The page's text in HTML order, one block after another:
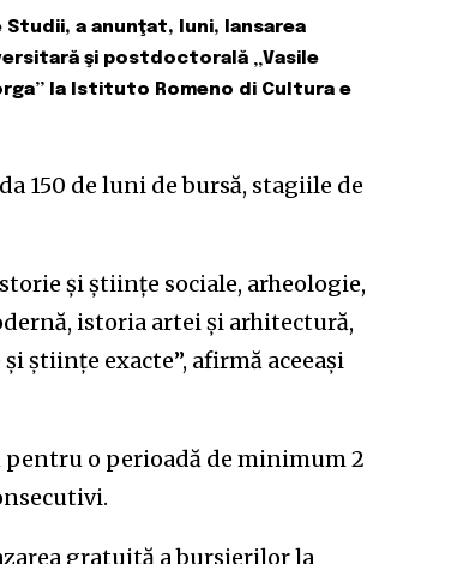
Studii, a anunţat, luni, lansarea
şi postdoctorală „Vasile
la Istituto Romeno di Cultura e
150 de luni de bursă, stagiile de
şi ştiinţe sociale, arheologie,
istoria artei şi arhitectură,
ştiinţe exacte”, afirmă aceeaşi
pentru o perioadă de minimum 2
gratuită a bursierilor la